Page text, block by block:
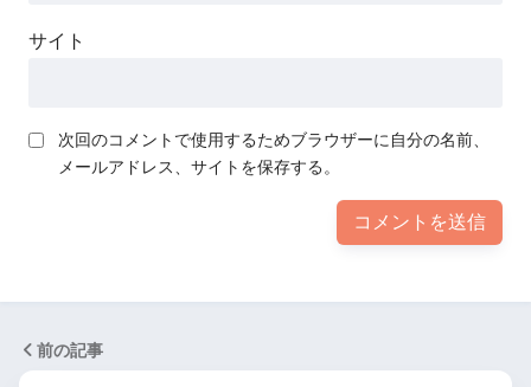
サイト
次回のコメントで使用するためブラウザーに自分の名前、
メールアドレス、サイトを保存する。
前の記事